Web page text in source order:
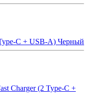
C + USB-A) Черный
Charger (2 Type-C +